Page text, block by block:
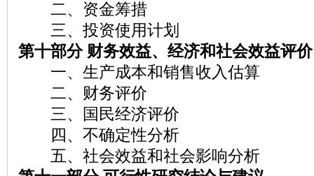
二、资金筹措
三、投资使用计划
第十部分 财务效益、经济和社会效益评价
一、生产成本和销售收入估算
二、财务评价
三、国民经济评价
四、不确定性分析
五、社会效益和社会影响分析